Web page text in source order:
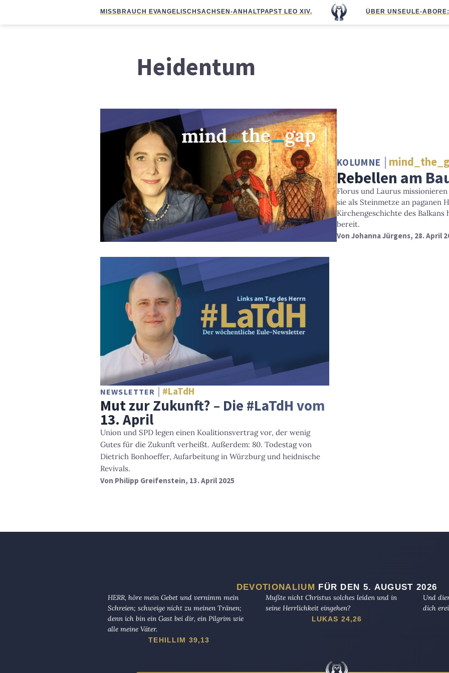
MISSBRAUCH EVANGELISCHSACHSEN-ANHALTPAPST LEO XIV. ÜBER UNS EULE-ABO
Heidentum
KOLUMNE
Rebellen am
Florus und Laurus
sie als Steinmetze an paganen
Kirchengeschichte des
bereit.
Von Johanna Jürgens, 28. April
NEWSLETTER #LaTdH
Mut zur Zukunft? – Die #LaTdH vom
13. April
Union und SPD legen einen Koalitionsvertrag vor, der wenig
Gutes für die Zukunft verheißt. Außerdem: 80. Todestag von
Dietrich Bonhoeffer, Aufarbeitung in Würzburg und heidnische
Revivals.
Von Philipp Greifenstein, 13. April 2025
DEVOTIONALIUM FÜR DEN 5. AUGUST 2026
HERR, höre mein Gebet und vernimm mein
Schreien; schweige nicht zu meinen Tränen;
denn ich bin ein Gast bei dir, ein Pilgrim wie
alle meine Väter.
TEHILLIM 39,13
Mußte nicht Christus solches leiden und in
seine Herrlichkeit eingehen?
LUKAS 24,26
Und
dich